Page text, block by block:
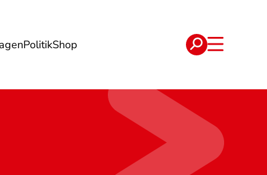
PolitikShop
Verträge